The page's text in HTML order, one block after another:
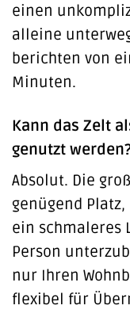
einen
alleine
berichten von
Minuten.
Kann das Zelt
genutzt
Absolut. Die
genügend
ein schmaleres
Person
nur Ihren
flexibel für